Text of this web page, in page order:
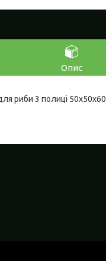
Опис
риби 3 полиці